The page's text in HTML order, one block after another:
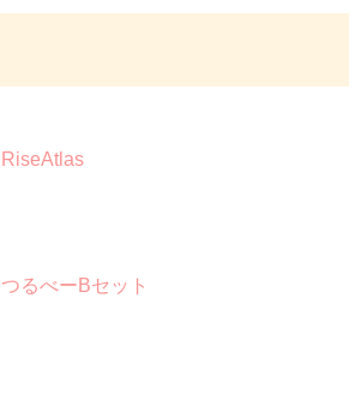
RiseAtlas
つるべーBセット